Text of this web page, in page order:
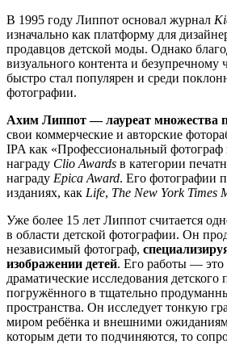
В 1995 году Липпот основал журнал
изначально как платформу для
продавцов детской моды. Однако
визуального контента и безупречному
быстро стал популярен и среди
фотографии.
Ахим Липпот — лауреат множества
свои коммерческие и авторские
IPA как «Профессиональный фотограф
награду Clio Awards в категории
награду Epica Award. Его фотографии
изданиях, как Life, The New York Times
Уже более 15 лет Липпот считается
в области детской фотографии. Он
независимый фотограф,
изображении детей. Его работы — это
драматические исследования детского
погружённого в тщательно
пространства. Он исследует тонкую
миром ребёнка и внешними
которым дети то подчиняются, то